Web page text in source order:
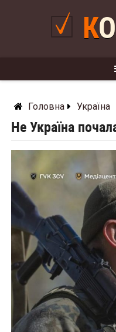
Головна Україна
Не Україна